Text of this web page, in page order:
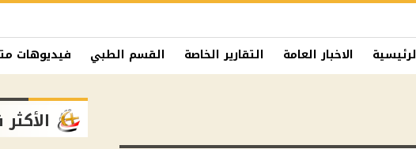
الاخبار العامة التقارير الخاصة القسم الطبي فيديوهات